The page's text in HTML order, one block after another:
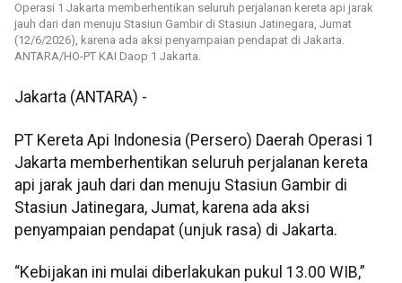
Operasi 1 Jakarta memberhentikan seluruh perjalanan kereta api jarak
jauh dari dan menuju Stasiun Gambir di Stasiun Jatinegara, Jumat
(12/6/2026), karena ada aksi penyampaian pendapat di Jakarta.
ANTARA/HO-PT KAI Daop 1 Jakarta.
Jakarta (ANTARA) -
PT Kereta Api Indonesia (Persero) Daerah Operasi 1
Jakarta memberhentikan seluruh perjalanan kereta
api jarak jauh dari dan menuju Stasiun Gambir di
Stasiun Jatinegara, Jumat, karena ada aksi
penyampaian pendapat (unjuk rasa) di Jakarta.
“Kebijakan ini mulai diberlakukan pukul 13.00 WIB,”